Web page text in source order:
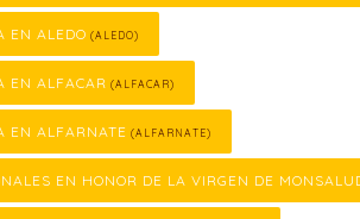
EN ALEDO (ALEDO)
EN ALFACAR (ALFACAR)
EN ALFARNATE (ALFARNATE)
EN HONOR DE LA VIRGEN DE